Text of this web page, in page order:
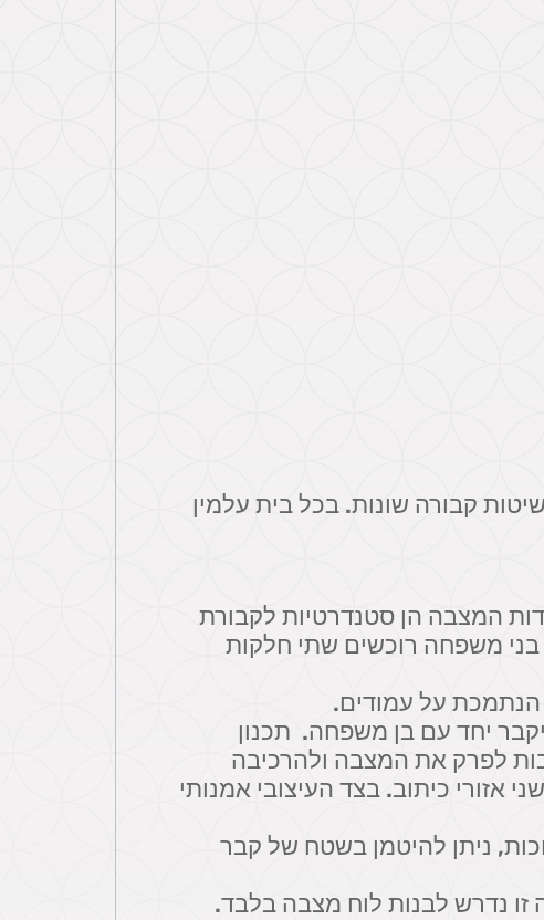
קבורה שונות. בכל בית עלמין
המצבה הן סטנדרטיות לקבורת
בני משפחה רוכשים שתי חלקות
הנתמכת על עמודים.
יחד עם בן משפחה. תכנון
לפרק את המצבה ולהרכיבה
כיתוב. בצד העיצובי אמנותי
ניתן להיטמן בשטח של קבר
נדרש לבנות לוח מצבה בלבד.